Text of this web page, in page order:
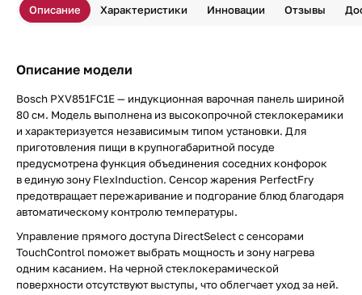
Описание Характеристики Инновации Отзывы
Описание модели
Bosch PXV851FC1E — индукционная варочная панель шириной
80 см. Модель выполнена из высокопрочной стеклокерамики
и характеризуется независимым типом установки. Для
приготовления пищи в крупногабаритной посуде
предусмотрена функция объединения соседних конфорок
в единую зону FlexInduction. Сенсор жарения PerfectFry
предотвращает пережаривание и подгорание блюд благодаря
автоматическому контролю температуры.
Управление прямого доступа DirectSelect с сенсорами
TouchControl поможет выбрать мощность и зону нагрева
одним касанием. На черной стеклокерамической
поверхности отсутствуют выступы, что облегчает уход за ней.